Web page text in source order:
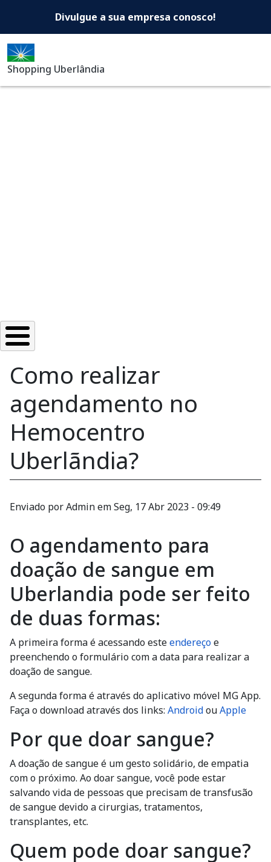
Shopping Uberlândia -
Divulgue a sua empresa conosco!
Shopping Uberlândia
Como realizar
agendamento no
Hemocentro
Uberlãndia?
Enviado porAdminemSeg, 17 Abr 2023 - 09:49
O agendamento para
doação de sangue em
Uberlandia pode ser feito
de duas formas:
A primeira forma é acessando esteendereçoe
preenchendo o formulário com a data para realizar a
doação de sangue.
A segunda forma é através do aplicativo móvel MG App.
Faça o download através dos links: AndroidouApple
Por que doar sangue?
A doação de sangue é um gesto solidário, de empatia
com o próximo. Ao doar sangue, você pode estar
salvando vida de pessoas que precisam de transfusão
de sangue devido a cirurgias, tratamentos,
transplantes, etc.
Quem pode doar sangue?